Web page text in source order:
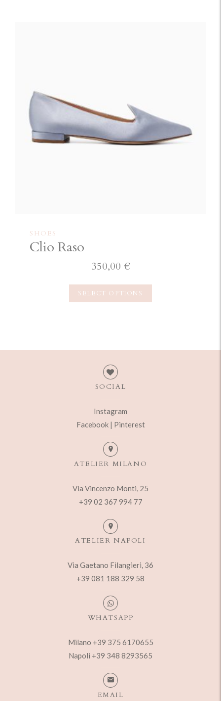
SHOES
Clio Raso
350,00 €
SELECT OPTIONS
SOCIAL
Instagram
Facebook | Pinterest
ATELIER MILANO
Via Vincenzo Monti, 25
+39 02 367 994 77
ATELIER NAPOLI
Via Gaetano Filangieri, 36
+39 081 188 329 58
WHATSAPP
Milano +39 375 6170655
Napoli +39 348 8293565
EMAIL